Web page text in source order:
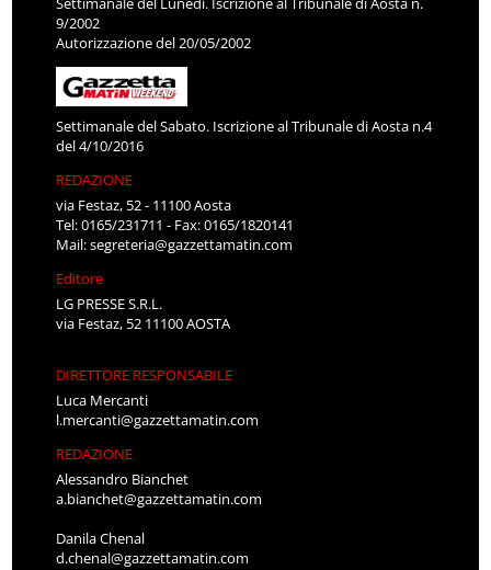
9/2002
Autorizzazione del 20/05/2002
Settimanale del Sabato. Iscrizione al Tribunale di Aosta n.4
del 4/10/2016
REDAZIONE
via Festaz, 52 - 11100 Aosta
Tel: 0165/231711 - Fax: 0165/1820141
Mail:segreteria@gazzettamatin.com
Editore
LG PRESSE S.R.L.
via Festaz, 52 11100 AOSTA
DIRETTORE RESPONSABILE
Luca Mercanti
l.mercanti@gazzettamatin.com
REDAZIONE
Alessandro Bianchet
a.bianchet@gazzettamatin.com
Danila Chenal
d.chenal@gazzettamatin.com